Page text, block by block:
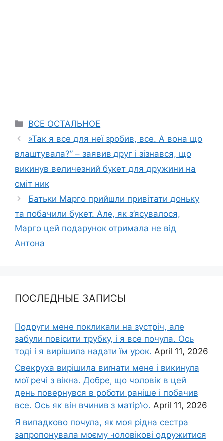
Categories
ВСЕ ОСТАЛЬНОЕ
»Так я все для неї зробив, все. А вона що
влаштувала?” – заявив друг і зізнався, що
викинув величезний букет для дружини на
сміт ник
Батьки Марго прийшли привітати доньку
та побачили букет. Але, як з’ясувалося,
Марго цей подарунок отримала не від
Антона
ПОСЛЕДНЫЕ ЗАПИСЫ
Подруги мене покликали на зустріч, але
забули повісити трубку, і я все почула. Ось
тоді і я вирішила надати їм урок. April 11, 2026
Свекруха вирішила виrнати мене і викинула
мої речі з вікна. Добре, що чоловік в цей
день повернувся в роботи раніше і побачив
все. Ось як він вчинив з матір’ю. April 11, 2026
Я випадково почула, як моя рідна сестра
запропонувала моєму чоловікові одружитися